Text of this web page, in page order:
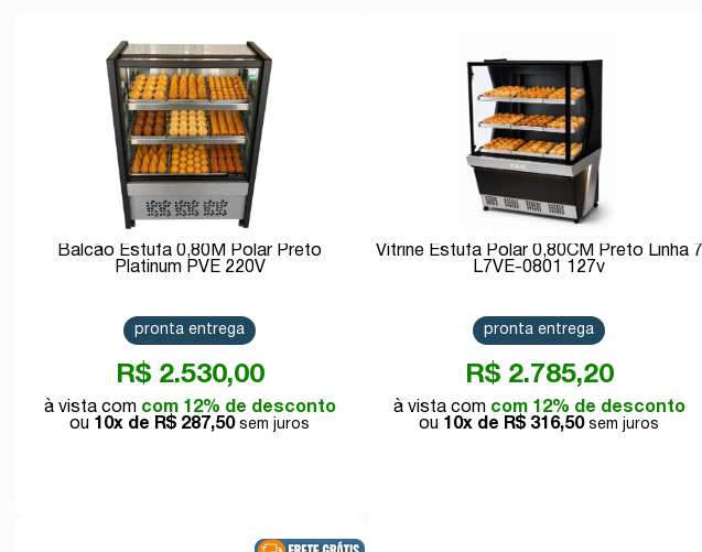
Balcão Estufa 0,80M Polar Preto
Platinum PVE 220V
R$ 2.530,00
com 12% de desconto
10x de R$ 287,50
pronta entrega
Vitrine Estufa Polar 0,80CM Preto Linha 7
L7VE-0801 127v
R$ 2.785,20
com 12% de desconto
10x de R$ 316,50
pronta entrega